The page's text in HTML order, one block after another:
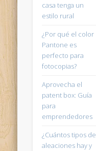
casa tenga un
estilo rural
¿Por qué el color
Pantone es
perfecto para
fotocopias?
Aprovecha el
patent box: Guía
para
emprendedores
¿Cuántos tipos de
aleaciones hay y